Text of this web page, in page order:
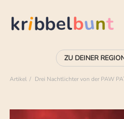
Artikel Drei Nachtlichter von der PAW